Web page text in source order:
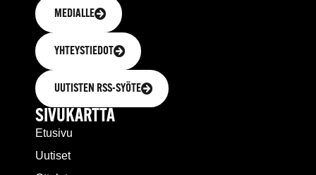
MEDIALLE
YHTEYSTIEDOT
UUTISTEN RSS-SYÖTE
SIVUKARTTA
Etusivu
Uutiset